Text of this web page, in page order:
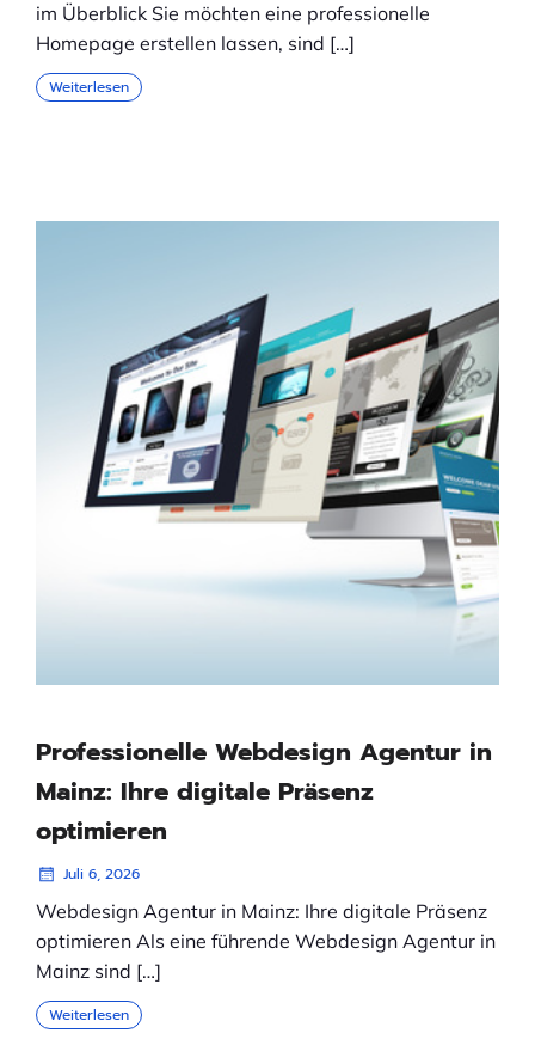
im Überblick Sie möchten eine professionelle
Homepage erstellen lassen, sind […]
Weiterlesen
Professionelle Webdesign Agentur in
Mainz: Ihre digitale Präsenz
optimieren
Juli 6, 2026
Webdesign Agentur in Mainz: Ihre digitale Präsenz
optimieren Als eine führende Webdesign Agentur in
Mainz sind […]
Weiterlesen